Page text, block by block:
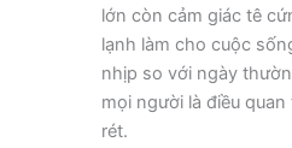
lớn còn cảm giác tê
lạnh làm cho cuộc
nhịp so với ngày
mọi người là điều
rét.